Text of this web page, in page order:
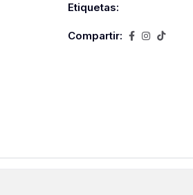
Etiquetas:
Compartir: